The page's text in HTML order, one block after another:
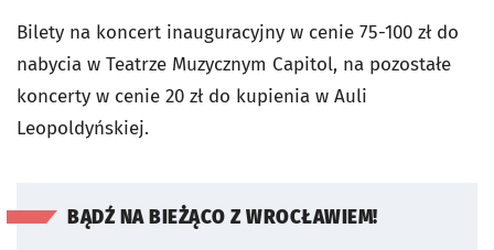
Bilety na koncert inauguracyjny w cenie 75-100 zł do
nabycia w Teatrze Muzycznym Capitol, na pozostałe
koncerty w cenie 20 zł do kupienia w Auli
Leopoldyńskiej.
BĄDŹ NA BIEŻĄCO Z WROCŁAWIEM!